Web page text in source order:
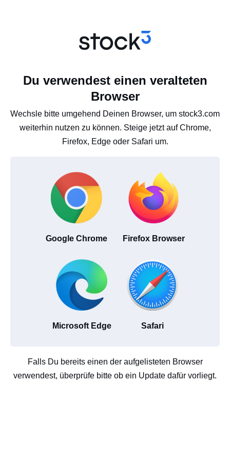
Du verwendest einen veralteten
Browser
Wechsle bitte umgehend Deinen Browser, um stock3.com
weiterhin nutzen zu können. Steige jetzt auf Chrome,
Firefox, Edge oder Safari um.
Google Chrome Firefox Browser
Microsoft Edge Safari
Falls Du bereits einen der aufgelisteten Browser
verwendest, überprüfe bitte ob ein Update dafür vorliegt.